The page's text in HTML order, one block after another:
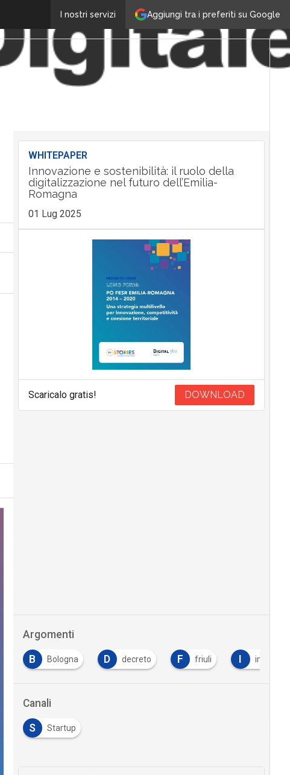
Aggiungi tra i preferiti su Google
I nostri servizi
WHITEPAPER
Innovazione e sostenibilità: il ruolo della
digitalizzazione nel futuro dell’Emilia-
Romagna
01 Lug 2025
Scaricalo gratis! DOWNLOAD
Argomenti
B Bologna D decreto F friuli imprese
Canali
S Startup